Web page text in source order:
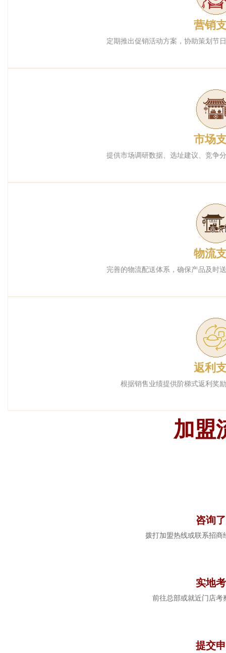
营销
定期推出促销活动方案，协助策划节
市场
提供市场调研数据、选址建议、竞争
物流
完善的物流配送体系，确保产品及时
返利
根据销售业绩提供阶梯式返利奖
加盟
咨询
拨打加盟热线或联系招商
实地
前往总部或就近门店考
提交